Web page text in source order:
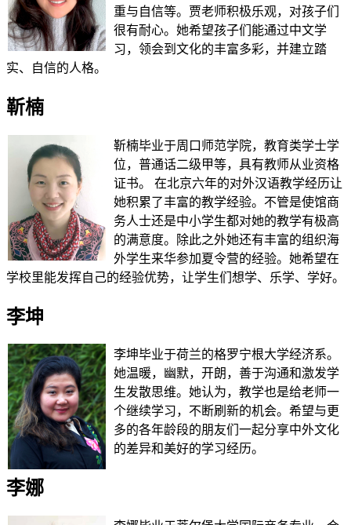
重与自信等。贾老师积极乐观，对孩子们
很有耐心。她希望孩子们能通过中文学
习，领会到文化的丰富多彩，并建立踏
实、自信的人格。
靳楠
靳楠毕业于周口师范学院，教育类学士学
位，普通话二级甲等，具有教师从业资格
证书。 在北京六年的对外汉语教学经历让
她积累了丰富的教学经验。不管是使馆商
务人士还是中小学生都对她的教学有极高
的满意度。除此之外她还有丰富的组织海
外学生来华参加夏令营的经验。她希望在
学校里能发挥自己的经验优势，让学生们想学、乐学、学好。
李坤
李坤毕业于荷兰的格罗宁根大学经济系。
她温暖，幽默，开朗，善于沟通和激发学
生发散思维。她认为，教学也是给老师一
个继续学习，不断刷新的机会。希望与更
多的各年龄段的朋友们一起分享中外文化
的差异和美好的学习经历。
李娜